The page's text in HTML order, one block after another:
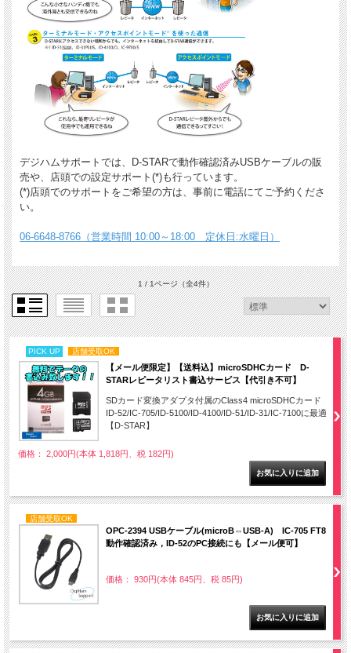
デジハムサポートでは、D-STARで動作確認済みUSBケーブルの販
売や、店頭での設定サポート(*)も行っています。
(*)店頭でのサポートをご希望の方は、事前に電話にてご予約くださ
い。
06-6648-8766（営業時間 10:00～18:00 定休日:水曜日）
1 / 1ページ（全4件）
PICK UP 店舗受取OK
【メール便限定】【送料込】microSDHCカード D-
STARレピータリスト書込サービス【代引き不可】
SDカード変換アダプタ付属のClass4 microSDHCカード
ID-52/IC-705/ID-5100/ID-4100/ID-51/ID-31/IC-7100に最適
【D-STAR】
価格： 2,000円(本体 1,818円、税 182円)
店舗受取OK
OPC-2394 USBケーブル(microB⇔USB-A) IC-705 FT8
動作確認済み，ID-52のPC接続にも【メール便可】
価格： 930円(本体 845円、税 85円)